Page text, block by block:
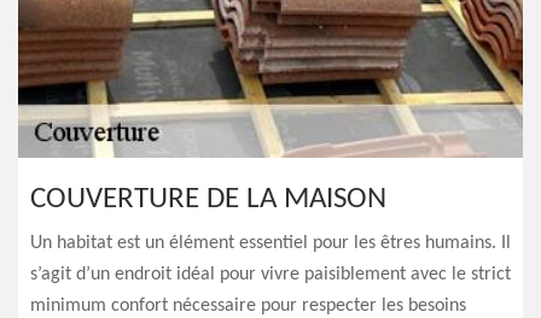
COUVERTURE DE LA MAISON
Un habitat est un élément essentiel pour les êtres humains. Il
s’agit d’un endroit idéal pour vivre paisiblement avec le strict
minimum confort nécessaire pour respecter les besoins